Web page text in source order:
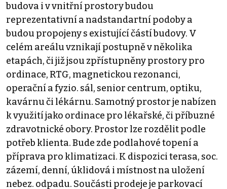
budova i v vnitřní prostory budou
reprezentativní a nadstandartní podoby a
budou propojeny s existující částí budovy. V
celém areálu vznikají postupně v několika
etapách, či již jsou zpřístupněny prostory pro
ordinace, RTG, magnetickou rezonanci,
operační a fyzio. sál, senior centrum, optiku,
kavárnu či lékárnu. Samotný prostor je nabízen
k využití jako ordinace pro lékařské, či příbuzné
zdravotnické obory. Prostor lze rozdělit podle
potřeb klienta. Bude zde podlahové topení a
příprava pro klimatizaci. K dispozici terasa, soc.
zázemí, denní, úklidová i místnost na uložení
nebez. odpadu. Součásti prodeje je parkovací